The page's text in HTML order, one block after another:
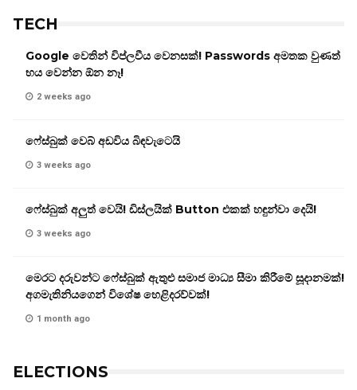
TECH
Google වෙතින් විප්ලවීය වෙනසක්! Passwords අමතක වුණත්
භය වෙන්න ඕන නෑ!
2 weeks ago
ෆේස්බුක් වෙබ් අඩවිය බිඳවැටෙයි
3 weeks ago
ෆේස්බුක් අලුත් වෙයි! ඩිස්ලයික් Button එකක් හඳුන්වා දෙයි!
3 weeks ago
මෙරට දරුවන්ට ෆේස්බුක් ඇතුළු සමාජ මාධ්‍ය සීමා කිරීමේ සූදානමක්!
අගමැතිනියගෙන් විශේෂ හෙළිදරව්වක්!
1 month ago
ELECTIONS